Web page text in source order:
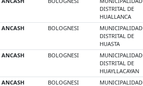
DISTRITAL DE
HUALLANCA
ANCASH BOLOGNESI
MUNICIPALIDAD
DISTRITAL DE
HUASTA
ANCASH BOLOGNESI
MUNICIPALIDAD
DISTRITAL DE
HUAYLLACAYAN
ANCASH BOLOGNESI MUNICIPALIDAD